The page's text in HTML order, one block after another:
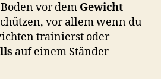
vor dem Gewicht
vor allem wenn du
trainierst oder
auf einem Ständer